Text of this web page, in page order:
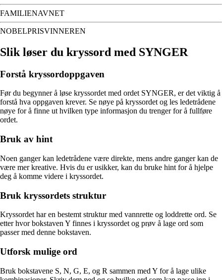
FAMILIENAVNET
NOBELPRISVINNEREN
Slik løser du kryssord med SYNGER
Forstå kryssordoppgaven
Før du begynner å løse kryssordet med ordet SYNGER, er det viktig å
forstå hva oppgaven krever. Se nøye på kryssordet og les ledetrådene
nøye for å finne ut hvilken type informasjon du trenger for å fullføre
ordet.
Bruk av hint
Noen ganger kan ledetrådene være direkte, mens andre ganger kan de
være mer kreative. Hvis du er usikker, kan du bruke hint for å hjelpe
deg å komme videre i kryssordet.
Bruk kryssordets struktur
Kryssordet har en bestemt struktur med vannrette og loddrette ord. Se
etter hvor bokstaven Y finnes i kryssordet og prøv å lage ord som
passer med denne bokstaven.
Utforsk mulige ord
Bruk bokstavene S, N, G, E, og R sammen med Y for å lage ulike